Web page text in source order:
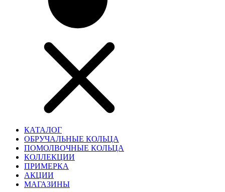
КАТАЛОГ
ОБРУЧАЛЬНЫЕ КОЛЬЦА
ПОМОЛВОЧНЫЕ КОЛЬЦА
КОЛЛЕКЦИИ
ПРИМЕРКА
АКЦИИ
МАГАЗИНЫ